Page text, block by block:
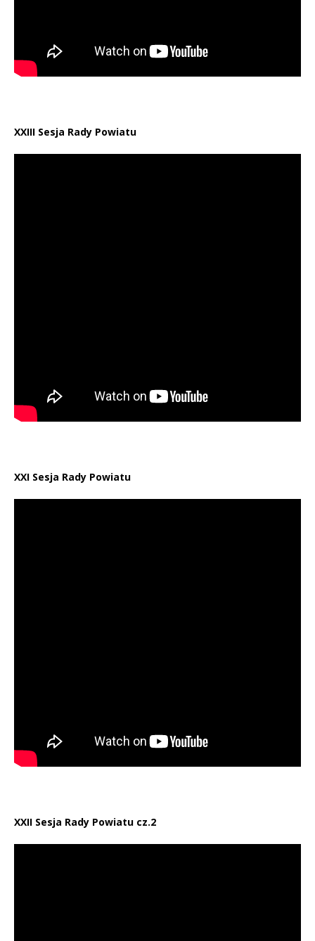
XXIII Sesja Rady Powiatu
XXI Sesja Rady Powiatu
XXII Sesja Rady Powiatu cz.2